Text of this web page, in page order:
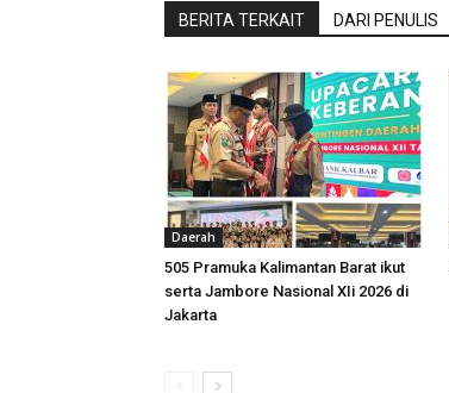
BERITA TERKAIT DARI PENULIS
Daerah
505 Pramuka Kalimantan Barat ikut
serta Jambore Nasional XIi 2026 di
Jakarta